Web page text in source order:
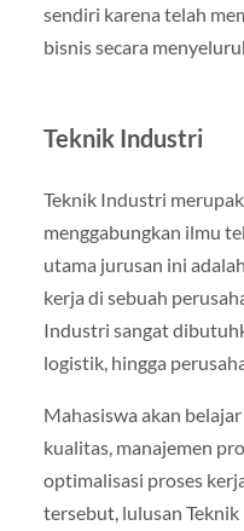
sendiri karena telah
bisnis secara
Teknik Industri
Teknik Industri
menggabungkan ilmu
utama jurusan ini
kerja di sebuah
Industri sangat
logistik, hingga
Mahasiswa akan
kualitas, manajemen
optimalisasi proses
tersebut, lulusan